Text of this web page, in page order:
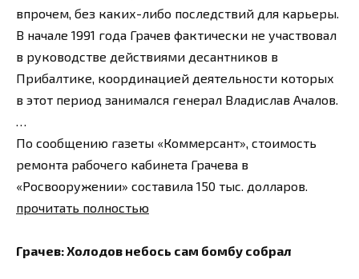
впрочем, без каких-либо последствий для карьеры.
В начале 1991 года Грачев фактически не участвовал
в руководстве действиями десантников в
Прибалтике, координацией деятельности которых
в этот период занимался генерал Владислав Ачалов.
…
По сообщению газеты «Коммерсант», стоимость
ремонта рабочего кабинета Грачева в
«Росвооружении» составила 150 тыс. долларов.
прочитать полностью
Грачев: Холодов небось сам бомбу собрал